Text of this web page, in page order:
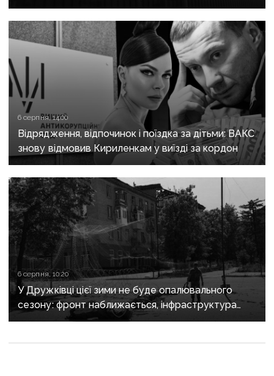
поранені
6 серпня, 14:00
Відрядження, відпочинок і поїздка за дітьми: ВАКС
знову відмовив Кириленкам у виїзді за кордон
6 серпня, 10:20
У Дружківці цієї зими не буде опалювального
сезону: фронт наближається, інфраструктура
критично зруйнована